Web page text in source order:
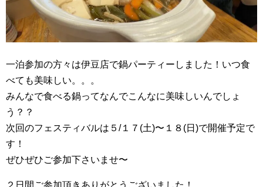
一泊参加の方々は伊豆店で鍋パーティーしました！いつ食
べても美味しい。。。
みんなで食べる鍋ってなんでこんなに美味しいんでしょ
う？？
次回のフェスティバルは５/１７(土)〜１８(日)で開催予定で
す！
ぜひぜひご参加下さいませ〜